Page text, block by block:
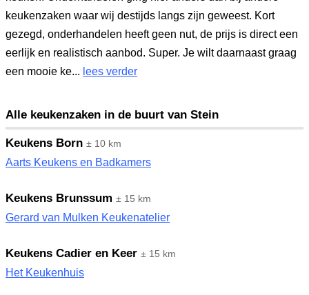
keukenzaken waar wij destijds langs zijn geweest. Kort
gezegd, onderhandelen heeft geen nut, de prijs is direct een
eerlijk en realistisch aanbod. Super. Je wilt daarnaast graag
een mooie ke... lees verder
Alle keukenzaken in de buurt van Stein
Keukens Born ± 10 km
Aarts Keukens en Badkamers
Keukens Brunssum ± 15 km
Gerard van Mulken Keukenatelier
Keukens Cadier en Keer ± 15 km
Het Keukenhuis